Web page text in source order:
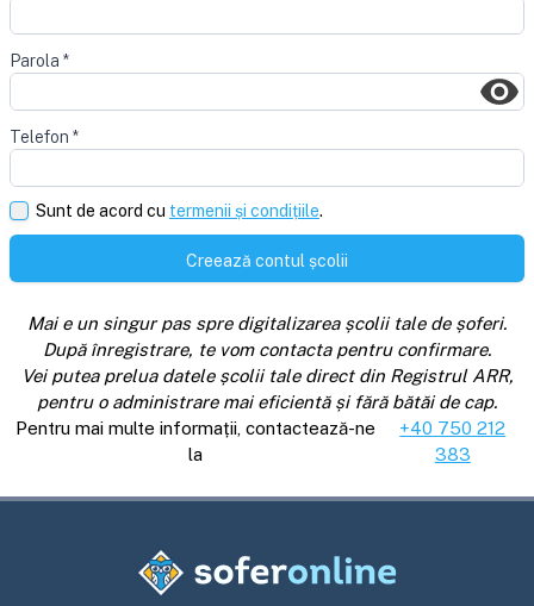
Parola *
Telefon *
Sunt de acord cu termenii și condițiile.
Creează contul școlii
Mai e un singur pas spre digitalizarea școlii tale de șoferi.
După înregistrare, te vom contacta pentru confirmare.
Vei putea prelua datele școlii tale direct din Registrul ARR,
pentru o administrare mai eficientă și fără bătăi de cap.
Pentru mai multe informații, contactează-ne
la
+40 750 212
383